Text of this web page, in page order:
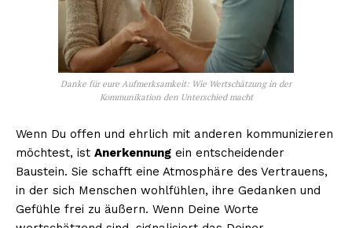
Danke für eure Aufmerksamkeit: Wie Wertschätzung in der
Kommunikation den Unterschied macht
Wenn Du offen und ehrlich mit anderen kommunizieren
möchtest, ist Anerkennung ein entscheidender
Baustein. Sie schafft eine Atmosphäre des Vertrauens,
in der sich Menschen wohlfühlen, ihre Gedanken und
Gefühle frei zu äußern. Wenn Deine Worte